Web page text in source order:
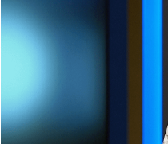
Vláda Petra Fialy
360° ve vysílání
Komentoval tím
tak učinil kvůli kauze
zaspekuloval, zda je
opustí koalici Spolu.